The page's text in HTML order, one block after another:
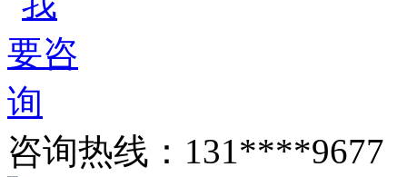
咨询热线： 131****9677